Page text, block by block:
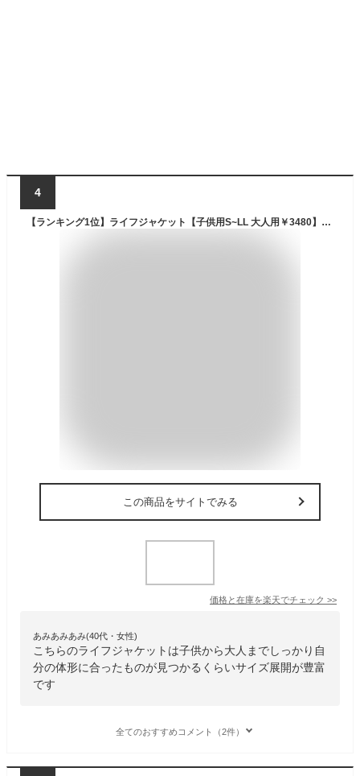
4
【ランキング1位】ライフジャケット【子供用S~LL 大人用￥3480】ライフジャケット 子供 大人用 釣り 子供用 キッズ ジュニア ライフベスト 子ども ママ シュノーケリング シーケー 人気 フローティングベスト マリンスポーツ 桜マーク無し 防災 マリンシューズ ck-12001 和
この商品をサイトでみる
価格と在庫を楽天でチェック >>
あみあみあみ(40代・女性)
こちらのライフジャケットは子供から大人までしっかり自
分の体形に合ったものが見つかるくらいサイズ展開が豊富
です
全てのおすすめコメント（2件）